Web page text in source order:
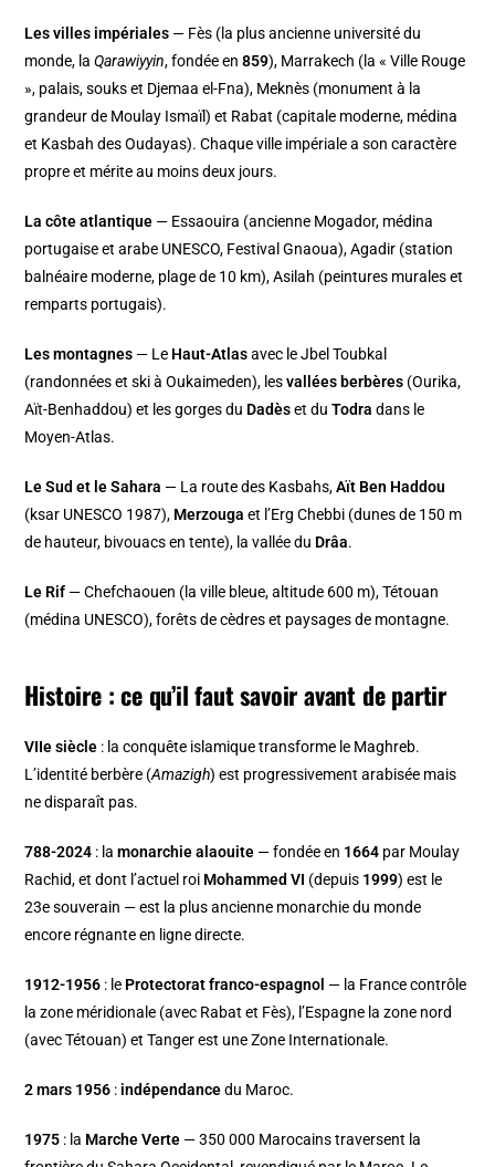
Les villes impériales — Fès (la plus ancienne université du
monde, laQarawiyyin, fondée en859), Marrakech (la « Ville Rouge
», palais, souks et Djemaa el-Fna), Meknès (monument à la
grandeur de Moulay Ismaïl) et Rabat (capitale moderne, médina
et Kasbah des Oudayas). Chaque ville impériale a son caractère
propre et mérite au moins deux jours.
La côte atlantique — Essaouira (ancienne Mogador, médina
portugaise et arabe UNESCO, Festival Gnaoua), Agadir (station
balnéaire moderne, plage de 10 km), Asilah (peintures murales et
remparts portugais).
Les montagnes — Le Haut-Atlasavec le Jbel Toubkal
(randonnées et ski à Oukaimeden), lesvallées berbères (Ourika,
Aït-Benhaddou) et les gorges du Dadèset duTodra dans le
Moyen-Atlas.
Le Sud et le Sahara — La route des Kasbahs,Aït Ben Haddou
(ksar UNESCO 1987), Merzouga et l’Erg Chebbi (dunes de 150 m
de hauteur, bivouacs en tente), la vallée du Drâa.
Le Rif — Chefchaouen (la ville bleue, altitude 600 m), Tétouan
(médina UNESCO), forêts de cèdres et paysages de montagne.
Histoire : ce qu’il faut savoir avant de partir
VIIe siècle : la conquête islamique transforme le Maghreb.
L’identité berbère (Amazigh) est progressivement arabisée mais
ne disparaît pas.
788-2024 : lamonarchie alaouite — fondée en 1664 par Moulay
Rachid, et dont l’actuel roi Mohammed VI (depuis 1999) est le
23e souverain — est la plus ancienne monarchie du monde
encore régnante en ligne directe.
1912-1956 : le Protectorat franco-espagnol — la France contrôle
la zone méridionale (avec Rabat et Fès), l’Espagne la zone nord
(avec Tétouan) et Tanger est une Zone Internationale.
2 mars 1956 : indépendancedu Maroc.
1975 : la Marche Verte — 350 000 Marocains traversent la